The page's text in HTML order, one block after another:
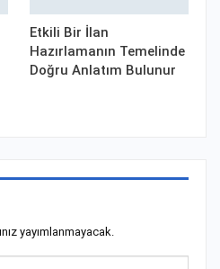
Etkili Bir İlan
Hazırlamanın Temelinde
Doğru Anlatım Bulunur
yayımlanmayacak.